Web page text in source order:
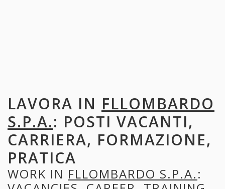
LAVORA IN FLLOMBARDO
S.P.A.: POSTI VACANTI,
CARRIERA, FORMAZIONE,
PRATICA
WORK IN FLLOMBARDO S.P.A.: